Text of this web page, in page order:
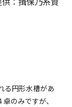
る円形水槽があ
のみですが、